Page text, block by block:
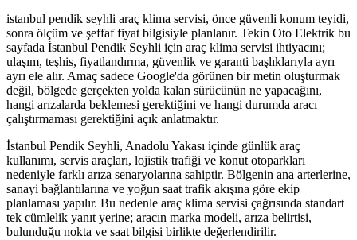
istanbul pendik seyhli araç klima servisi, önce güvenli konum teyidi,
sonra ölçüm ve şeffaf fiyat bilgisiyle planlanır. Tekin Oto Elektrik bu
sayfada İstanbul Pendik Seyhli için araç klima servisi ihtiyacını;
ulaşım, teşhis, fiyatlandırma, güvenlik ve garanti başlıklarıyla ayrı
ayrı ele alır. Amaç sadece Google'da görünen bir metin oluşturmak
değil, bölgede gerçekten yolda kalan sürücünün ne yapacağını,
hangi arızalarda beklemesi gerektiğini ve hangi durumda aracı
çalıştırmaması gerektiğini açık anlatmaktır.
İstanbul Pendik Seyhli, Anadolu Yakası içinde günlük araç
kullanımı, servis araçları, lojistik trafiği ve konut otoparkları
nedeniyle farklı arıza senaryolarına sahiptir. Bölgenin ana arterlerine,
sanayi bağlantılarına ve yoğun saat trafik akışına göre ekip
planlaması yapılır. Bu nedenle araç klima servisi çağrısında standart
tek cümlelik yanıt yerine; aracın marka modeli, arıza belirtisi,
bulunduğu nokta ve saat bilgisi birlikte değerlendirilir.